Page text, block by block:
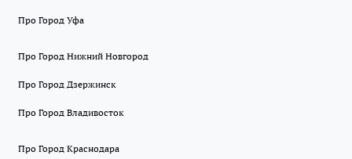
Про Город Уфа
Про Город Нижний Новгород
Про Город Дзержинск
Про Город Владивосток
Про Город Краснодара